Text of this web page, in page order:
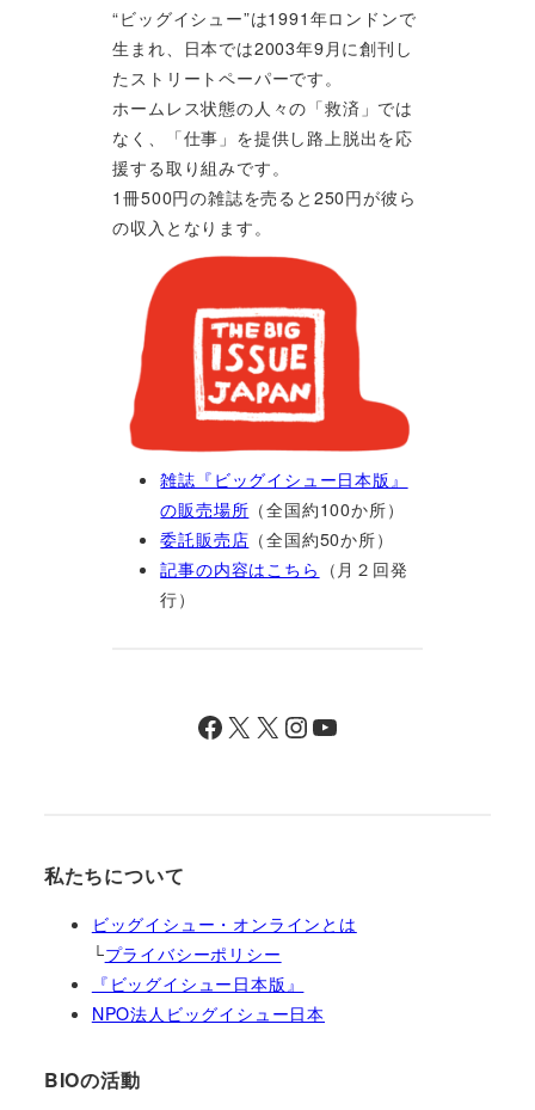
“ビッグイシュー”は1991年ロンドンで
生まれ、日本では2003年9月に創刊し
たストリートペーパーです。
ホームレス状態の人々の「救済」では
なく、「仕事」を提供し路上脱出を応
援する取り組みです。
1冊500円の雑誌を売ると250円が彼ら
の収入となります。
雑誌『ビッグイシュー日本版』
の販売場所 （全国約100か所）
委託販売店 （全国約50か所）
記事の内容はこちら （月２回発
行）
Facebook X X InstagramYouTube
私たちについて
ビッグイシュー・オンラインとは
└プライバシーポリシー
『ビッグイシュー日本版』
NPO法人ビッグイシュー日本
BIOの活動